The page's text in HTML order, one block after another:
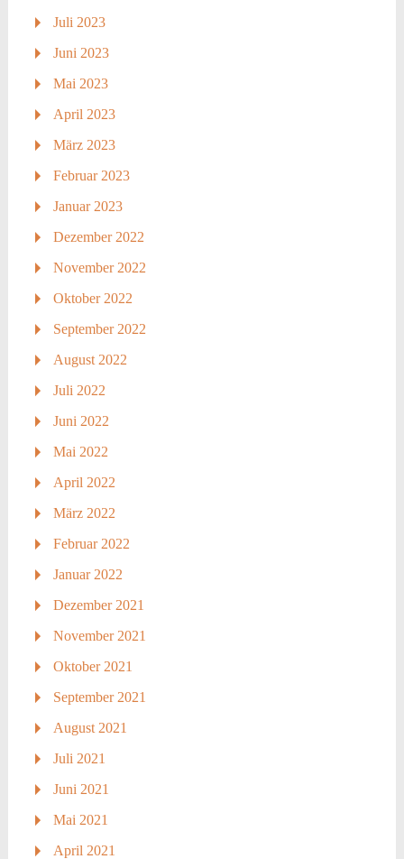
Juli 2023
Juni 2023
Mai 2023
April 2023
März 2023
Februar 2023
Januar 2023
Dezember 2022
November 2022
Oktober 2022
September 2022
August 2022
Juli 2022
Juni 2022
Mai 2022
April 2022
März 2022
Februar 2022
Januar 2022
Dezember 2021
November 2021
Oktober 2021
September 2021
August 2021
Juli 2021
Juni 2021
Mai 2021
April 2021